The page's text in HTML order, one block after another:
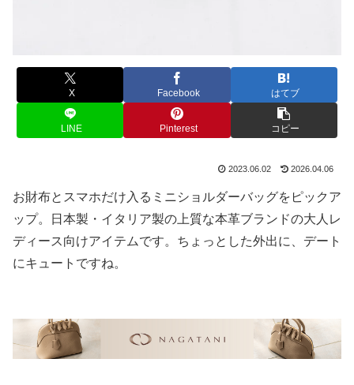
X Facebook はてブ
LINE Pinterest コピー
2023.06.02 2026.04.06
お財布とスマホだけ入るミニショルダーバッグをピックア
ップ。日本製・イタリア製の上質な本革ブランドの大人レ
ディース向けアイテムです。ちょっとした外出に、デート
にキュートですね。